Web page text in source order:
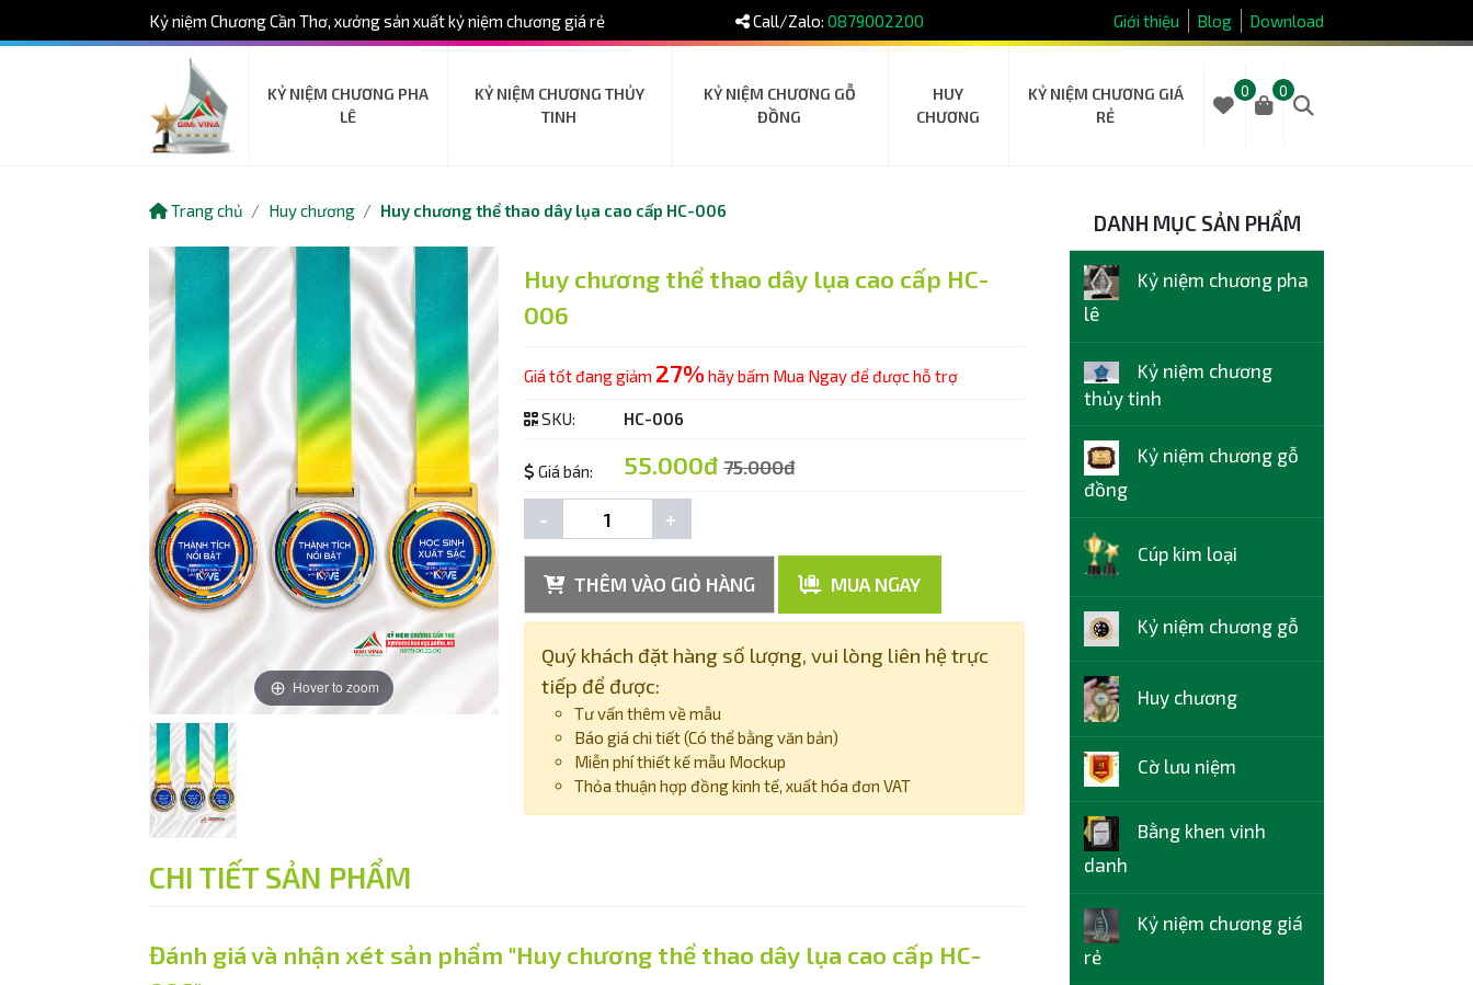
Trang chủ Huy chương Huy chương thể thao dây lụa cao cấp HC-006
Hover to zoom
Huy chương thể thao dây lụa cao cấp HC-
006
Giá tốt đang giảm 27% hãy bấm Mua Ngay để được hỗ trợ
SKU: HC-006
Giá bán: 55.000đ75.000đ
- +
THÊM VÀO GIỎ HÀNG MUA NGAY
Quý khách đặt hàng số lượng, vui lòng liên hệ trực
tiếp để được:
Tư vấn thêm về mẫu
Báo giá chi tiết (Có thể bằng văn bản)
Miễn phí thiết kế mẫu Mockup
Thỏa thuận hợp đồng kinh tế, xuất hóa đơn VAT
CHI TIẾT SẢN PHẨM
Đánh giá và nhận xét sản phẩm "Huy chương thể thao dây lụa cao cấp HC-
DANH MỤC SẢN PHẨM
Kỷ niệm chương pha
lê
Kỷ niệm chương
thủy tinh
Kỷ niệm chương gỗ
đồng
Cúp kim loại
Kỷ niệm chương gỗ
Huy chương
Cờ lưu niệm
Bằng khen vinh
danh
Kỷ niệm chương giá
rẻ
Kỷ niệm Chương Cần Thơ, xưởng sản xuất kỷ niệm chương giá rẻ Call/Zalo:0879002200 Giới thiệu Blog Download
KỶ NIỆM CHƯƠNG PHA
LÊ
KỶ NIỆM CHƯƠNG THỦY
TINH
KỶ NIỆM CHƯƠNG GỖ
ĐỒNG
HUY
CHƯƠNG
KỶ NIỆM CHƯƠNG GIÁ
RẺ
0 0